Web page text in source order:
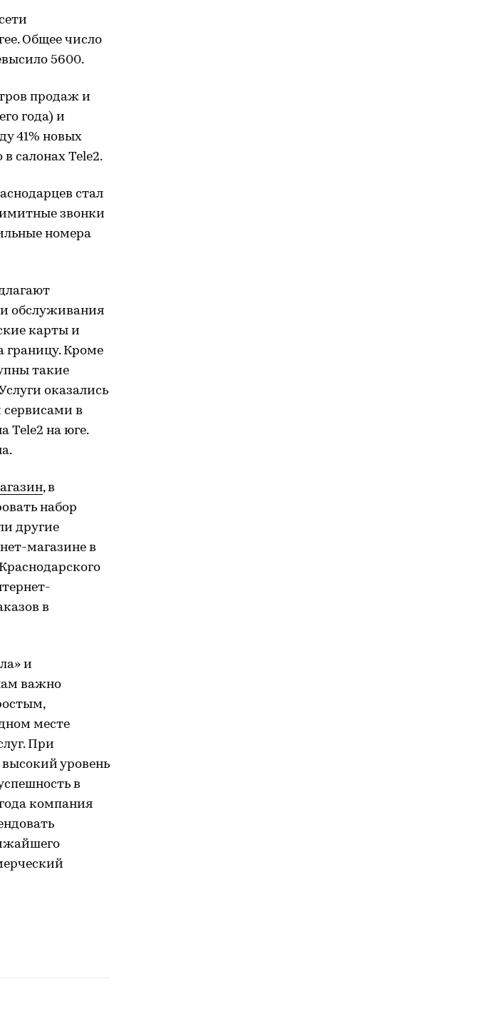
Общее число
5600.
продаж и
года) и
41% новых
салонах Tele2.
стал
звонки
номера
обслуживания
карты и
границу. Кроме
такие
оказались
сервисами в
Tele2 на юге.
, в
набор
другие
магазине в
в
и
важно
месте
При
уровень
в
компания